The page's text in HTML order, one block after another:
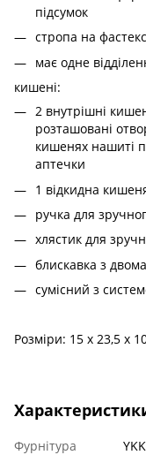
підсумок
стропа на
має одне
кишені:
2 внутрішні
розташовані
кишенях нашиті
аптечки
1 відкидна
ручка для
хлястик для
блискавка з
сумісний з
Розміри: 15 х 23,5 х
Фурнітура
YKK